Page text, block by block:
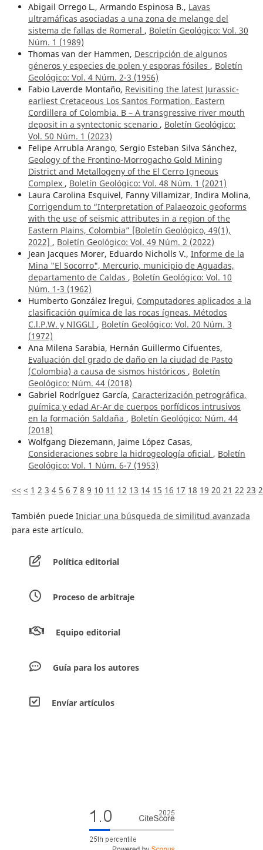
Abigail Orrego L., Armando Espinosa B., Lavas
ultramáficas asociadas a una zona de melange del
sistema de fallas de Romeral , Boletín Geológico: Vol. 30
Núm. 1 (1989)
Thomas van der Hammen, Descripción de algunos
géneros y especies de polen y esporas fósiles , Boletín
Geológico: Vol. 4 Núm. 2-3 (1956)
Fabio Laverde Montaño, Revisiting the latest Jurassic-
earliest Cretaceous Los Santos Formation, Eastern
Cordillera of Colombia. B – A transgressive river mouth
deposit in a syntectonic scenario , Boletín Geológico:
Vol. 50 Núm. 1 (2023)
Felipe Arrubla Arango, Sergio Esteban Silva Sánchez,
Geology of the Frontino-Morrogacho Gold Mining
District and Metallogeny of the El Cerro Igneous
Complex , Boletín Geológico: Vol. 48 Núm. 1 (2021)
Laura Carolina Esquivel, Fanny Villamizar, Indira Molina,
Corrigendum to “Interpretation of Palaeozoic geoforms
with the use of seismic attributes in a region of the
Eastern Plains, Colombia” [Boletín Geológico, 49(1),
2022] , Boletín Geológico: Vol. 49 Núm. 2 (2022)
Jean Jacques Morer, Eduardo Nicholls V., Informe de la
Mina "El Socorro", Mercurio, municipio de Aguadas,
departamento de Caldas , Boletín Geológico: Vol. 10
Núm. 1-3 (1962)
Humberto González lregui, Computadores aplicados a la
clasificación química de las rocas ígneas. Métodos
C.l.P.W. y NIGGLI , Boletín Geológico: Vol. 20 Núm. 3
(1972)
Ana Milena Sarabia, Hernán Guillermo Cifuentes,
Evaluación del grado de daño en la ciudad de Pasto
(Colombia) a causa de sismos históricos , Boletín
Geológico: Núm. 44 (2018)
Gabriel Rodríguez García, Caracterización petrográfica,
química y edad Ar-Ar de cuerpos porfídicos intrusivos
en la formación Saldaña , Boletín Geológico: Núm. 44
(2018)
Wolfgang Diezemann, Jaime López Casas,
Consideraciones sobre la hidrogeología oficial , Boletín
Geológico: Vol. 1 Núm. 6-7 (1953)
<< < 1 2 3 4 5 6 7 8 9 10 11 12 13 14 15 16 17 18 19 20 21 22 23
También puede Iniciar una búsqueda de similitud avanzada
para este artículo.
Política editorial
Proceso de arbitraje
Equipo editorial
Guía para los autores
Envíar artículos